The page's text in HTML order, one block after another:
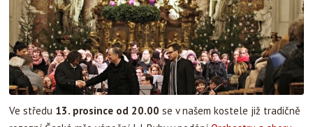
Ve středu 13. prosince od 20.00 se v našem kostele již tradičně